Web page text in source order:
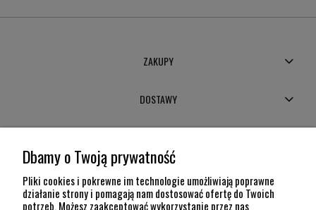
ZAKUPY
DOSTAWY
POMOC
Dbamy o Twoją prywatność
Pliki cookies i pokrewne im technologie umożliwiają poprawne
działanie strony i pomagają nam dostosować ofertę do Twoich
potrzeb. Możesz zaakceptować wykorzystanie przez nas